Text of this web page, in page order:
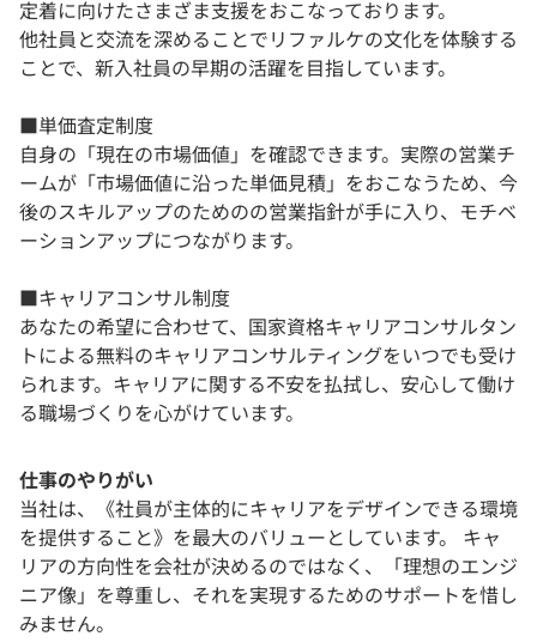
定着に向けたさまざま支援をおこなっております。
他社員と交流を深めることでリファルケの文化を体験する
ことで、新入社員の早期の活躍を目指しています。
■単価査定制度
自身の「現在の市場価値」を確認できます。実際の営業チ
ームが「市場価値に沿った単価見積」をおこなうため、今
後のスキルアップのためのの営業指針が手に入り、モチベ
ーションアップにつながります。
■キャリアコンサル制度
あなたの希望に合わせて、国家資格キャリアコンサルタン
トによる無料のキャリアコンサルティングをいつでも受け
られます。キャリアに関する不安を払拭し、安心して働け
る職場づくりを心がけています。
仕事のやりがい
当社は、《社員が主体的にキャリアをデザインできる環境
を提供すること》を最大のバリューとしています。 キャ
リアの方向性を会社が決めるのではなく、「理想のエンジ
ニア像」を尊重し、それを実現するためのサポートを惜し
みません。